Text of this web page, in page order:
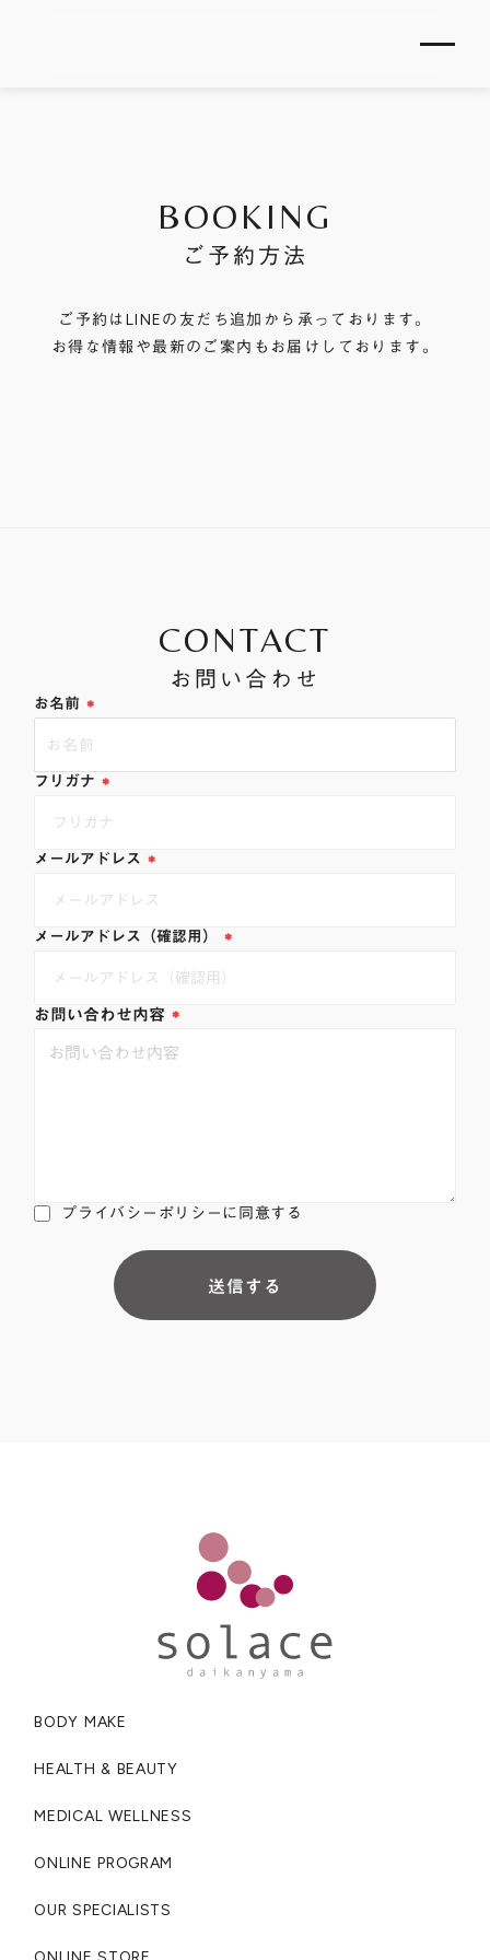
BOOKING
ご予約方法
ご予約はLINEの友だち追加から承っております。
お得な情報や最新のご案内もお届けしております。
CONTACT
お問い合わせ
お名前 *
フリガナ *
メールアドレス *
メールアドレス（確認用） *
お問い合わせ内容 *
プライバシーポリシーに同意する
送信する
BODY MAKE
HEALTH & BEAUTY
MEDICAL WELLNESS
ONLINE PROGRAM
OUR SPECIALISTS